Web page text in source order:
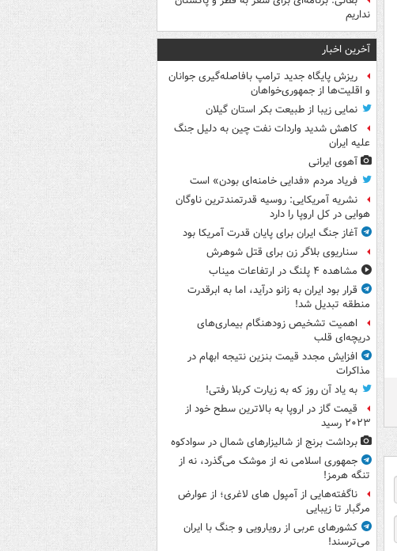
نداریم
آخرین اخبار
ریزش پایگاه جدید ترامپ بافاصله‌گیری جوانان
و اقلیت‌ها از جمهوری‌خواهان
نمایی زیبا از طبیعت بکر استان گیلان
کاهش شدید واردات نفت چین به دلیل جنگ
علیه ایران
آهوی ایرانی
فریاد مردم «فدایی خامنه‌ای بودن» است
نشریه آمریکایی: روسیه قدرتمندترین ناوگان
هوایی در کل اروپا را دارد
آغاز جنگ ایران برای پایان قدرت آمریکا بود
سناریوی بلاگر زن برای قتل شوهرش
مشاهده ۴ پلنگ در ارتفاعات میناب
قرار بود ایران به زانو درآید، اما به ابرقدرت
منطقه تبدیل شد!
اهمیت تشخیص زودهنگام بیماری‌های
دریچه‌ای قلب
افزایش مجدد قیمت بنزین نتیجه ابهام در
مذاکرات
به یاد آن روز که به زیارت کربلا رفتی!
قیمت گاز در اروپا به بالاترین سطح خود از
۲۰۲۳ رسید
برداشت برنج از شالیزارهای شمال در سوادکوه
جمهوری اسلامی نه از موشک می‌گذرد، نه از
تنگه هرمز!
ناگفته‌هایی از آمپول های لاغری؛ از عوارض
مرگبار تا زیبایی
کشورهای عربی از رویارویی و جنگ با ایران
می‌ترسند!